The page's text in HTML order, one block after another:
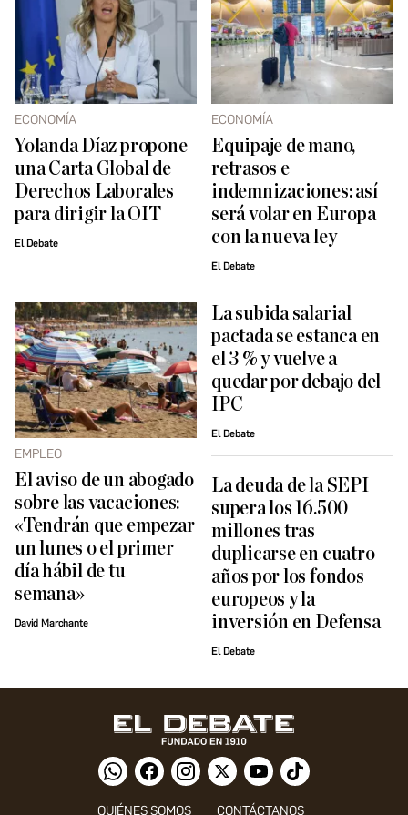
ECONOMÍA
Yolanda Díaz propone
una Carta Global de
Derechos Laborales
para dirigir la OIT
El Debate
ECONOMÍA
Equipaje de mano,
retrasos e
indemnizaciones: así
será volar en Europa
con la nueva ley
El Debate
EMPLEO
El aviso de un abogado
sobre las vacaciones:
«Tendrán que empezar
un lunes o el primer
día hábil de tu
semana»
David Marchante
La subida salarial
pactada se estanca en
el 3 % y vuelve a
quedar por debajo del
IPC
El Debate
La deuda de la SEPI
supera los 16.500
millones tras
duplicarse en cuatro
años por los fondos
europeos y la
inversión en Defensa
El Debate
QUIÉNES SOMOS CONTÁCTANOS